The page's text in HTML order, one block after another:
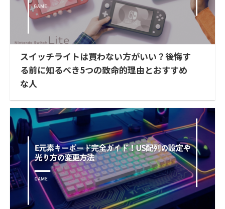
スイッチライトは買わない方がいい？後悔す
る前に知るべき5つの致命的理由とおすすめ
な人